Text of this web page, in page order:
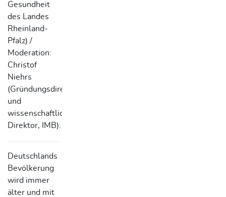
Gesundheit
des Landes
Rheinland-
Pfalz) /
Moderation:
Christof
Niehrs
(Gründungsdirektor
und
wissenschaftlicher
Direktor, IMB).
Deutschlands
Bevölkerung
wird immer
älter und mit